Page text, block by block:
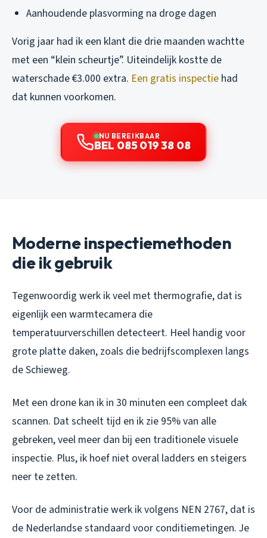
Aanhoudende plasvorming na droge dagen
Vorig jaar had ik een klant die drie maanden wachtte
met een “klein scheurtje”. Uiteindelijk kostte de
waterschade €3.000 extra. Een gratis inspectie had
dat kunnen voorkomen.
NU BEREIKBAAR
BEL 085 019 38 08
Moderne inspectiemethoden
die ik gebruik
Tegenwoordig werk ik veel met thermografie, dat is
eigenlijk een warmtecamera die
temperatuurverschillen detecteert. Heel handig voor
grote platte daken, zoals die bedrijfscomplexen langs
de Schieweg.
Met een drone kan ik in 30 minuten een compleet dak
scannen. Dat scheelt tijd en ik zie 95% van alle
gebreken, veel meer dan bij een traditionele visuele
inspectie. Plus, ik hoef niet overal ladders en steigers
neer te zetten.
Voor de administratie werk ik volgens NEN 2767, dat is
de Nederlandse standaard voor conditiemetingen. Je